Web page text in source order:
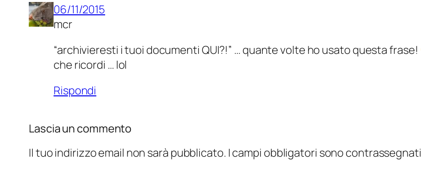
06/11/2015
mcr
“archivieresti i tuoi documenti QUI?!” … quante volte ho usato questa frase!
che ricordi … lol
Rispondi
Lascia un commento
Il tuo indirizzo email non sarà pubblicato. I campi obbligatori sono contrassegnati